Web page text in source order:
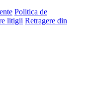
Politica de
litigii Retragere din